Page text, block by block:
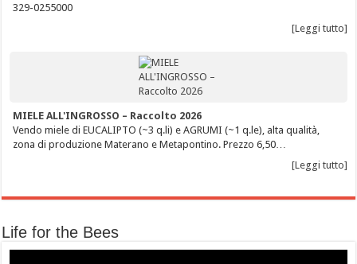
329-0255000
[Leggi tutto]
MIELE ALL'INGROSSO – Raccolto 2026
Vendo miele di EUCALIPTO (~3 q.li) e AGRUMI (~1 q.le), alta qualità,
zona di produzione Materano e Metapontino. Prezzo 6,50…
[Leggi tutto]
Life for the Bees